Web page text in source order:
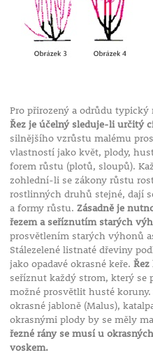
Pro přirozený a odrůdu
Řez je účelný sleduje-li určitý
silnějšího vzrůstu malému
vlastností jako květ, plody,
forem růstu (plotů, sloupů).
zohlední-li se zákony růstu
rostlinných druhů stejné, dají
a formy růstu. Zásadně je
řezem a seříznutím starých
prosvětlením starých výhonů
Stálezelené listnaté dřeviny
jako opadavé okrasné keře.
seříznut každý strom, který se
možné prosvětlit husté koruny.
okrasné jabloně (Malus),
okrasnými plody by se měly
řezné rány se musí u
voskem.